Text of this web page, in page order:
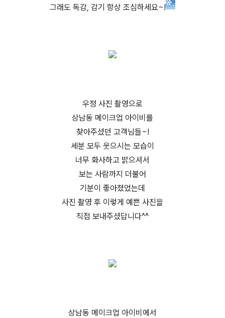
그래도 독감, 감기 항상 조심하세요~!
우정 사진 촬영으로
상남동 메이크업 아이비를
찾아주셨던 고객님들~!
세분 모두 웃으시는 모습이
너무 화사하고 밝으셔서
보는 사람까지 더불어
기분이 좋아졌었는데
사진 촬영 후 이렇게 예쁜 사진을
직접 보내주셨답니다^^
상남동 메이크업 아이비에서